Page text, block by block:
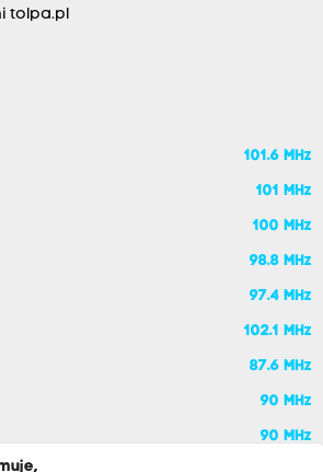
tolpa.pl
101.6 MHz
101 MHz
100 MHz
98.8 MHz
97.4 MHz
102.1 MHz
87.6 MHz
90 MHz
90 MHz